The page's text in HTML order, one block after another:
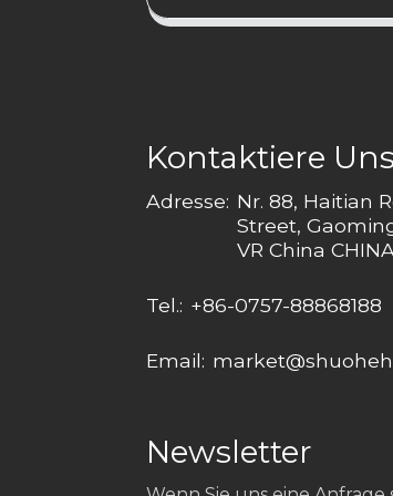
Kontaktiere Uns
Adresse: Nr. 88, Haitian
Street,
VR China CHINA
Tel.: +86-0757-88868188
Email:
Newsletter